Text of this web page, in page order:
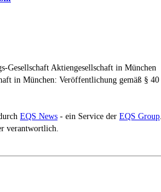
Gesellschaft Aktiengesellschaft in München
in München: Veröffentlichung gemäß §
EQS News - ein Service der EQS Group
verantwortlich.